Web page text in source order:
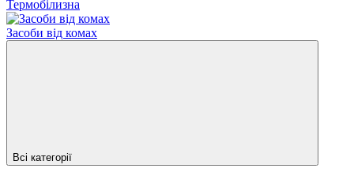
Термобілизна
Засоби від комах
Всі категорії